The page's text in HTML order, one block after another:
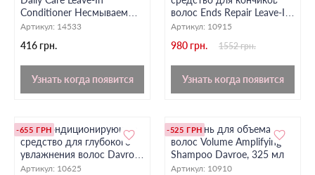
Conditioner Несмываемый
для ежедневного ухода,
Артикул: 14533
416 грн.
Узнать когда появится
волос Ends Repair Leave-In
Treatment Davroe, 150 мл
Артикул: 10915
980 грн. 1552 грн.
Узнать когда появится
-655 ГРН
МСТ кондиционирующее
средство для глубокого
увлажнения волос Davroe,
200 мл
Артикул: 10625
-525 ГРН
Шампунь для объема
волос Volume Amplifying
Shampoo Davroe, 325 мл
Артикул: 10910